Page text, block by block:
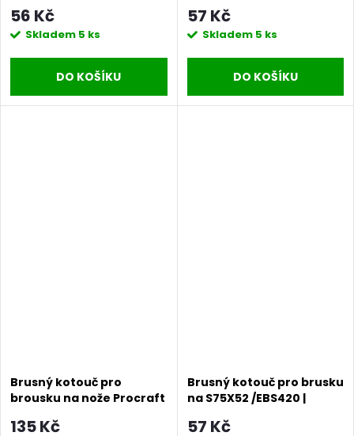
56 Kč
Skladem 5 ks
DO KOŠÍKU
S46X15/2
57 Kč
Skladem 5 ks
DO KOŠÍKU
Brusný kotouč pro
brousku na nože Procraft
135 Kč
Brusný kotouč pro brusku
na S75X52 /EBS420 |
57 Kč